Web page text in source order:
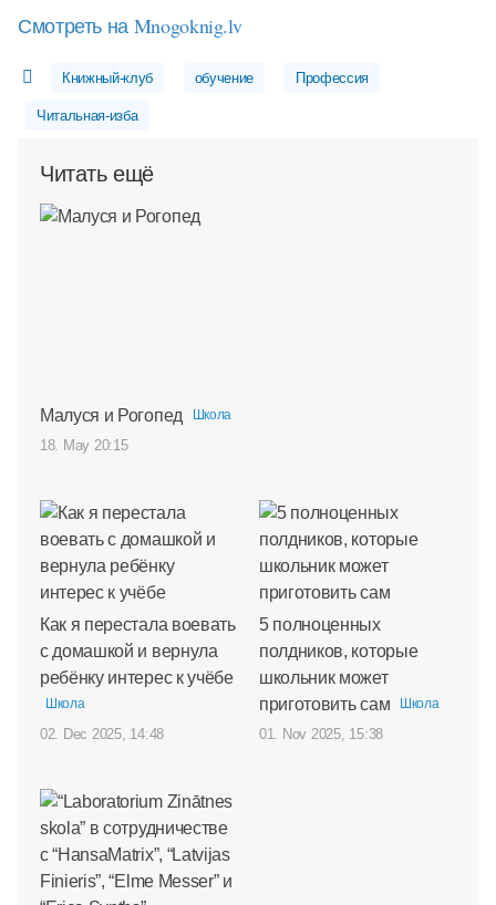
Смотреть на Mnogoknig.lv
Книжный-клуб обучение Профессия
Читальная-изба
Читать ещё
Малуся и Рогопед Школа
18. May 20:15
Как я перестала воевать
с домашкой и вернула
ребёнку интерес к учёбе
Школа
02. Dec 2025, 14:48
5 полноценных
полдников, которые
школьник может
приготовить сам
Школа
01. Nov 2025, 15:38